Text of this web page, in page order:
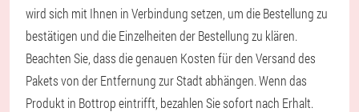
wird sich mit Ihnen in Verbindung setzen, um die Bestellung zu
bestätigen und die Einzelheiten der Bestellung zu klären.
Beachten Sie, dass die genauen Kosten für den Versand des
Pakets von der Entfernung zur Stadt abhängen. Wenn das
Produkt in Bottrop eintrifft, bezahlen Sie sofort nach Erhalt.